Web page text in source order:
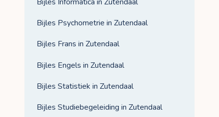
Bijles Psychometrie in Zutendaal
Bijles Frans in Zutendaal
Bijles Engels in Zutendaal
Bijles Statistiek in Zutendaal
Bijles Studiebegeleiding in Zutendaal